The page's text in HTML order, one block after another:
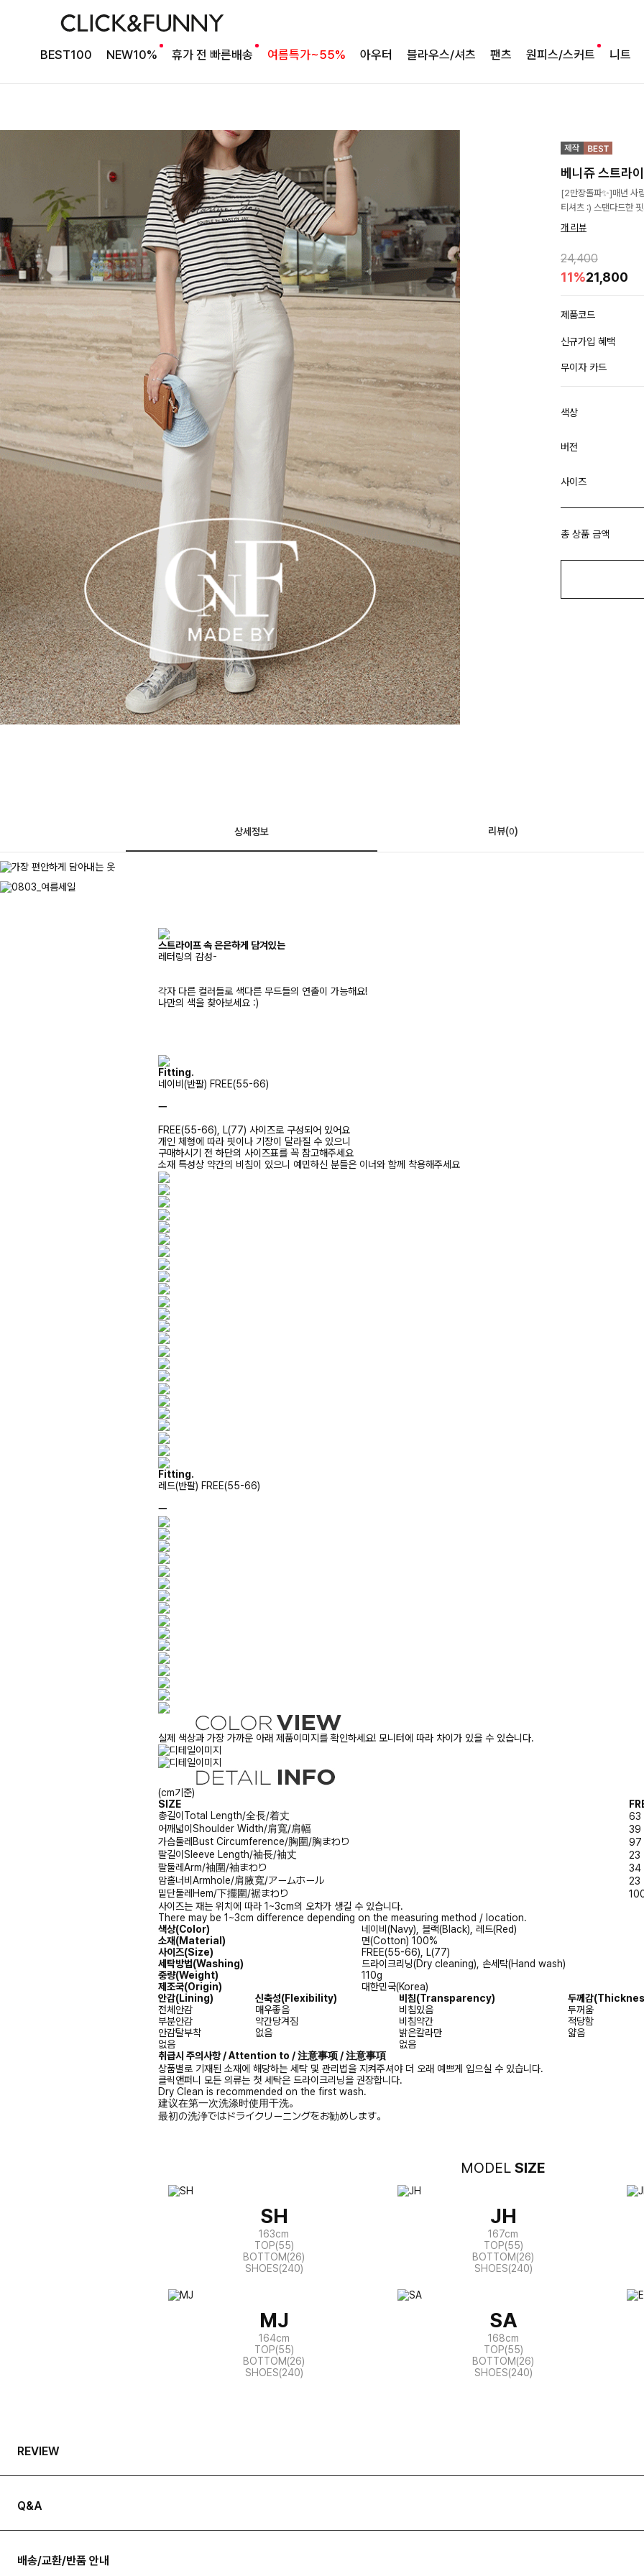
BEST100 NEW10% 휴가 전 빠른배송 여름특가~55% 아우터 블라우스/셔츠 팬츠 원피스/스커트 니트
베니쥬 스트라
[2만장돌파✨]매년 사
티셔츠 :) 스탠다드한
개 리뷰
24,400
11%21,800
제품코드
신규가입 혜택
무이자 카드
색상
버전
사이즈
총 상품 금액
상세정보 리뷰(0)
스트라이프 속 은은하게 담겨있는
레터링의 감성-
각자 다른 컬러들로 색다른 무드들의 연출이 가능해요!
나만의 색을 찾아보세요 :)
Fitting.
네이비(반팔) FREE(55-66)
ㅡ
FREE(55-66), L(77) 사이즈로 구성되어 있어요
개인 체형에 따라 핏이나 기장이 달라질 수 있으니
구매하시기 전 하단의 사이즈표를 꼭 참고해주세요
소재 특성상 약간의 비침이 있으니 예민하신 분들은 이너와 함께 착용해주세요
Fitting.
레드(반팔) FREE(55-66)
ㅡ
실제 색상과 가장 가까운 아래 제품이미지를 확인하세요! 모니터에 따라 차이가 있을 수 있습니다.
(cm기준)
SIZE
총길이 Total Length/全長/着丈
63
어깨넓이 Shoulder Width/肩寬/肩幅
39
가슴둘레 Bust Circumference/胸圍/胸まわり
97
팔길이 Sleeve Length/袖長/袖丈
23
팔둘레Arm/袖圍/袖まわり
34
암홀너비 Armhole/肩腋寬/アームホール
23
밑단둘레 Hem/下擺圍/裾まわり
사이즈는 재는 위치에 따라 1~3cm의 오차가 생길 수 있습니다.
There may be 1~3cm difference depending on the measuring method / location.
색상(Color)
네이비(Navy), 블랙(Black), 레드(Red)
소재(Material)
면(Cotton) 100%
사이즈(Size)
FREE(55-66), L(77)
세탁방법(Washing)
드라이크리닝(Dry cleaning), 손세탁(Hand wash)
중량(Weight)
110g
제조국(Origin)
대한민국(Korea)
안감(Lining)
신축성(Flexibility) 비침(Transparency)
두께감
전체안감
매우좋음 비침있음
두꺼움
부분안감
약간당겨짐 비침약간
적당함
안감탈부착
없음 밝은칼라만
얇음
없음
없음
취급시 주의사항 / Attention to / 注意事项 / 注意事項
상품별로 기재된 소재에 해당하는 세탁 및 관리법을 지켜주셔야 더 오래 예쁘게 입으실 수 있습니다.
클릭앤퍼니 모든 의류는 첫 세탁은 드라이크리닝을 권장합니다.
Dry Clean is recommended on the first wash.
建议在第一次洗涤时使用干洗。
最初の洗浄ではドライクリーニングをお勧めします。
MODEL SIZE
SH
163cm
TOP(55)
BOTTOM(26)
SHOES(240)
JH
167cm
TOP(55)
BOTTOM(26)
SHOES(240)
MJ
164cm
TOP(55)
BOTTOM(26)
SHOES(240)
SA
168cm
TOP(55)
BOTTOM(26)
SHOES(240)
REVIEW
Q&A
배송/교환/반품 안내